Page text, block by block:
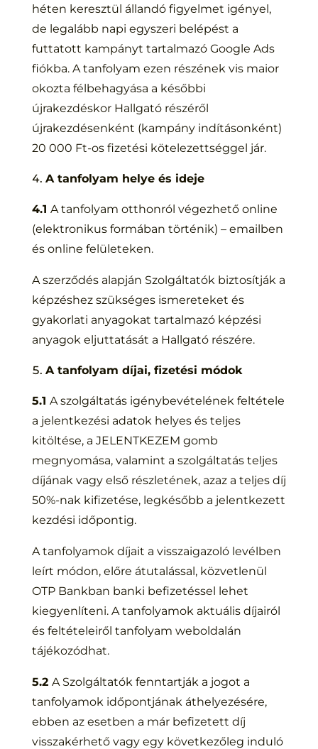
héten keresztül állandó figyelmet igényel,
de legalább napi egyszeri belépést a
futtatott kampányt tartalmazó Google Ads
fiókba. A tanfolyam ezen részének vis maior
okozta félbehagyása a későbbi
újrakezdéskor Hallgató részéről
újrakezdésenként (kampány indításonként)
20 000 Ft-os fizetési kötelezettséggel jár.
A tanfolyam helye és ideje
4.1 A tanfolyam otthonról végezhető online
(elektronikus formában történik) – emailben
és online felületeken.
A szerződés alapján Szolgáltatók biztosítják a
képzéshez szükséges ismereteket és
gyakorlati anyagokat tartalmazó képzési
anyagok eljuttatását a Hallgató részére.
A tanfolyam díjai, fizetési módok
5.1 A szolgáltatás igénybevételének feltétele
a jelentkezési adatok helyes és teljes
kitöltése, a JELENTKEZEM gomb
megnyomása, valamint a szolgáltatás teljes
díjának vagy első részletének, azaz a teljes díj
50%-nak kifizetése, legkésőbb a jelentkezett
kezdési időpontig.
A tanfolyamok díjait a visszaigazoló levélben
leírt módon, előre átutalással, közvetlenül
OTP Bankban banki befizetéssel lehet
kiegyenlíteni. A tanfolyamok aktuális díjairól
és feltételeiről tanfolyam weboldalán
tájékozódhat.
5.2 A Szolgáltatók fenntartják a jogot a
tanfolyamok időpontjának áthelyezésére,
ebben az esetben a már befizetett díj
visszakérhető vagy egy következőleg induló